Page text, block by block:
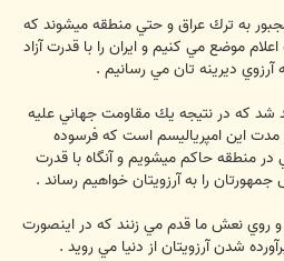
به ترك عراق و حتي منطقه ميشوند كه
موضع مي كنيم و ايران را با قدرت آزاد
ديرينه تان مي رسانيم .
شد كه در نتيجه يك مقاومت جهاني عليه
مدت اين امپرياليسم است كه فرسوده
در منطقه حاكم ميشويم و آنگاه با قدرت
را به آرزويتان خواهيم رساند .
و روي نعش ما قدم مي زنند كه در اينصورت
شدن آرزويتان از دنيا مي رويد .